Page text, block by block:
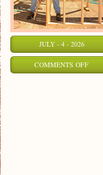
JULY - 4 - 2026
COMMENTS OFFON